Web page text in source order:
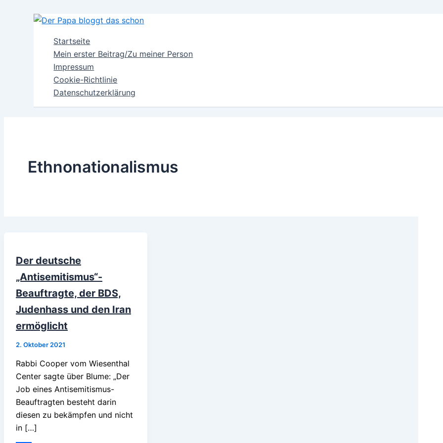
Startseite
Mein erster Beitrag/Zu meiner Person
Impressum
Cookie-Richtlinie
Datenschutzerklärung
Ethnonationalismus
Der deutsche
„Antisemitismus“-
Beauftragte, der BDS,
Judenhass und den Iran
ermöglicht
2. Oktober 2021
Rabbi Cooper vom Wiesenthal
Center sagte über Blume: „Der
Job eines Antisemitismus-
Beauftragten besteht darin
diesen zu bekämpfen und nicht
in […]